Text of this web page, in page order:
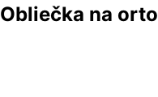
Obliečka na